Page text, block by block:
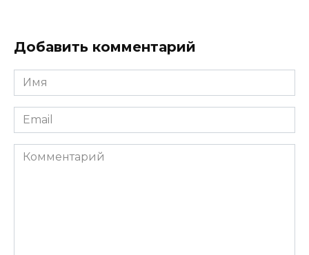
Добавить комментарий
Имя
*
Email
*
Комментарий